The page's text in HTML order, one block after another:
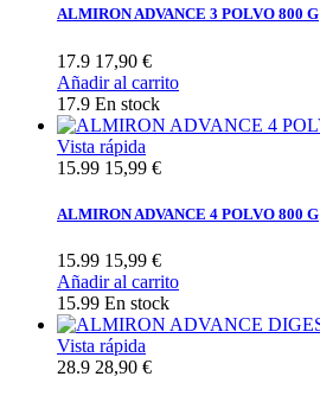
ALMIRON ADVANCE 3 POLVO 800 G
17.9 17,90 €
Añadir al carrito
17.9 En stock
Vista rápida
15.99 15,99 €
ALMIRON ADVANCE 4 POLVO 800 G
15.99 15,99 €
Añadir al carrito
15.99 En stock
Vista rápida
28.9 28,90 €